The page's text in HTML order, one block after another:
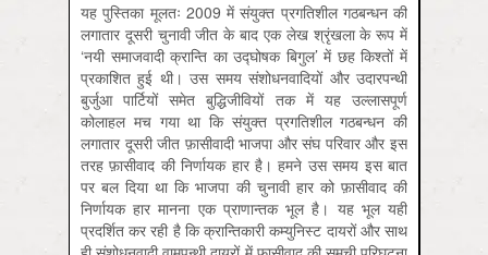
यह पुस्तिका मूलतः 2009 में संयुक्त प्रगतिशील गठबन्धन की
लगातार दूसरी चुनावी जीत के बाद एक लेख श्रृंखला के रूप में
‘नयी समाजवादी क्रान्ति का उद्घोषक बिगुल’ में छह किश्तों में
प्रकाशित हुई थी। उस समय संशोधनवादियों और उदारपन्थी
बुर्जुआ पार्टियों समेत बुद्धि‍जीवियों तक में यह उल्लासपूर्ण
कोलाहल मच गया था कि संयुक्त प्रगतिशील गठबन्धन की
लगातार दूसरी जीत फ़ासीवादी भाजपा और संघ परिवार और इस
तरह फ़ासीवाद की निर्णायक हार है। हमने उस समय इस बात
पर बल दिया था कि भाजपा की चुनावी हार को फ़ासीवाद की
निर्णायक हार मानना एक प्राणान्तक भूल है। यह भूल यही
प्रदर्शित कर रही है कि क्रान्तिकारी कम्युनिस्ट दायरों और साथ